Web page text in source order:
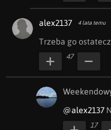
alex2137 4 lata temu
Trzeba go
47
@alex2137
17